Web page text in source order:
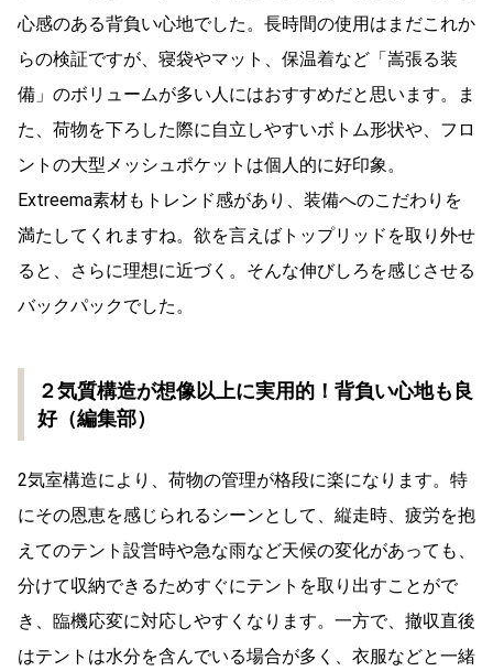
心感のある背負い心地でした。長時間の使用はまだこれか
らの検証ですが、寝袋やマット、保温着など「嵩張る装
備」のボリュームが多い人にはおすすめだと思います。ま
た、荷物を下ろした際に自立しやすいボトム形状や、フロ
ントの大型メッシュポケットは個人的に好印象。
Extreema素材もトレンド感があり、装備へのこだわりを
満たしてくれますね。欲を言えばトップリッドを取り外せ
ると、さらに理想に近づく。そんな伸びしろを感じさせる
バックパックでした。
２気質構造が想像以上に実用的！背負い心地も良
好（編集部）
2気室構造により、荷物の管理が格段に楽になります。特
にその恩恵を感じられるシーンとして、縦走時、疲労を抱
えてのテント設営時や急な雨など天候の変化があっても、
分けて収納できるためすぐにテントを取り出すことがで
き、臨機応変に対応しやすくなります。一方で、撤収直後
はテントは水分を含んでいる場合が多く、衣服などと一緒